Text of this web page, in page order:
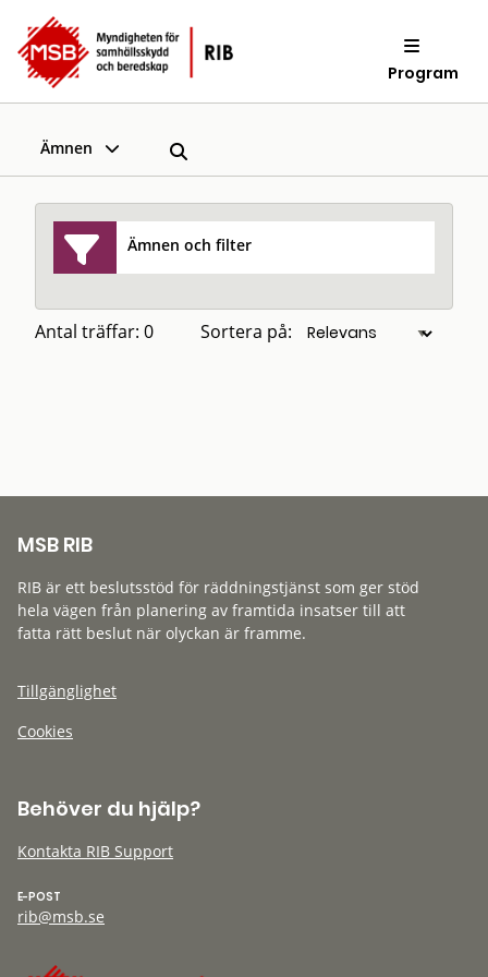
Program
Ämnen
Ämnen och filter
Antal träffar: 0 Sortera på:
MSB RIB
RIB är ett beslutsstöd för räddningstjänst som ger stöd
hela vägen från planering av framtida insatser till att
fatta rätt beslut när olyckan är framme.
Tillgänglighet
Cookies
Behöver du hjälp?
Kontakta RIB Support
E-POST
rib@msb.se